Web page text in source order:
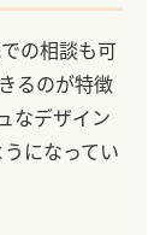
の相談も可
るのが特徴
なデザイン
になってい